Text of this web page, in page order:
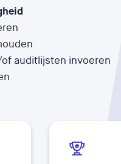
auditlijsten invoeren